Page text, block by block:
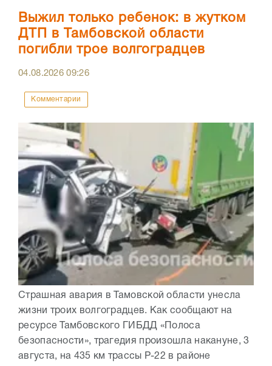
Выжил только ребенок: в жутком
ДТП в Тамбовской области
погибли трое волгоградцев
04.08.202609:26
Комментарии
Страшная авария в Тамовской области унесла
жизни троих волгоградцев. Как сообщают на
ресурсе Тамбовского ГИБДД «Полоса
безопасности», трагедия произошла накануне, 3
августа, на 435 км трассы Р-22 в районе